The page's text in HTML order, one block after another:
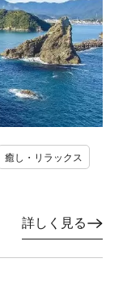
癒し・リラックス
詳しく見る